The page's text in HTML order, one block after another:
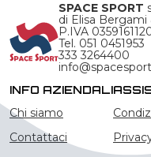
SPACE SPORT
di Elisa Bergami
P.IVA
Tel. 051 0451953
333 3264400
INFO AZIENDALI
Chi siamo
Contattaci